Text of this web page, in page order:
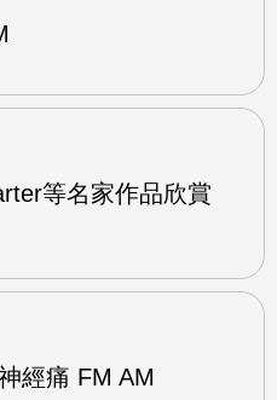
等名家作品欣賞
經痛 FM AM